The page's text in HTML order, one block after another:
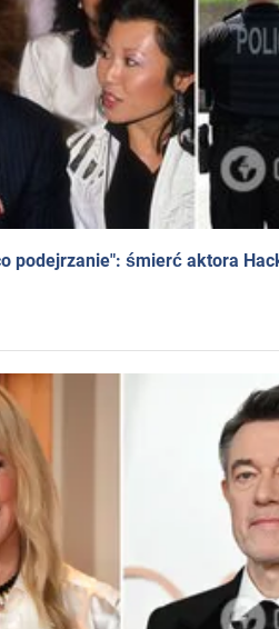
podejrzanie": śmierć aktora